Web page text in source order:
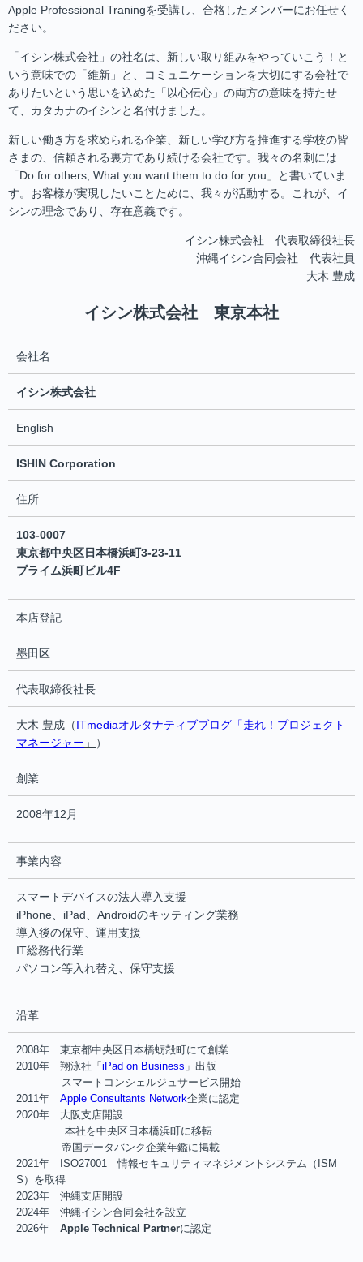
Apple Professional Traningを受講し、合格したメンバーにお任せく
ださい。
「イシン株式会社」の社名は、新しい取り組みをやっていこう！と
いう意味での「維新」と、コミュニケーションを大切にする会社で
ありたいという思いを込めた「以心伝心」の両方の意味を持たせ
て、カタカナのイシンと名付けました。
新しい働き方を求められる企業、新しい学び方を推進する学校の皆
さまの、信頼される裏方であり続ける会社です。我々の名刺には
「Do for others, What you want them to do for you」と書いていま
す。お客様が実現したいことために、我々が活動する。これが、イ
シンの理念であり、存在意義です。
イシン株式会社 代表取締役社長
沖縄イシン合同会社 代表社員
大木 豊成
イシン株式会社 東京本社
会社名
イシン株式会社
English
ISHIN Corporation
住所
103-0007
東京都中央区日本橋浜町3-23-11
プライム浜町ビル4F
本店登記
墨田区
代表取締役社長
大木 豊成（ITmediaオルタナティブブログ「走れ！プロジェクト
マネージャー 」 ）
創業
2008年12月
事業内容
スマートデバイスの法人導入支援
iPhone、iPad、Androidのキッティング業務
導入後の保守、運用支援
IT総務代行業
パソコン等入れ替え、保守支援
沿革
2008年 東京都中央区日本橋蛎殻町にて創業
2010年 翔泳社「 iPad on Business 」出版
スマートコンシェルジュサービス開始
2011年 Apple Consultants Network企業に認定
2020年 大阪支店開設
本社を中央区日本橋浜町に移転
帝国データバンク企業年鑑に掲載
2021年 ISO27001 情報セキュリティマネジメントシステム（ISM
S）を取得
2023年 沖縄支店開設
2024年 沖縄イシン合同会社を設立
2026年 Apple Technical Partnerに認定